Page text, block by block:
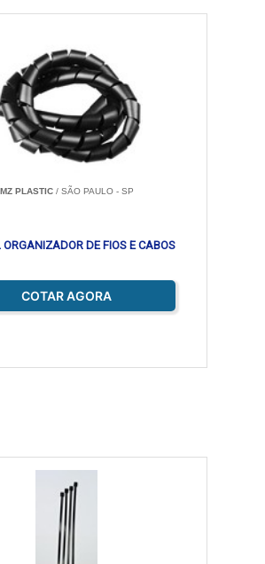
MZ PLASTIC/ SÃO PAULO - SP
ORGANIZADOR DE FIOS E CABOS
COTAR AGORA